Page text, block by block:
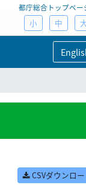
都庁総合トップペー
小 中
CSVダウンロー